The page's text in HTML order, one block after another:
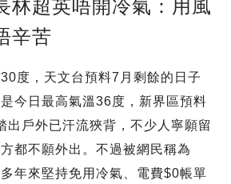
林超英唔開冷氣：用風
辛苦
度，天文台預料7月剩餘的日子
今日最高氣溫36度，新界區預料
出戶外已汗流狹背，不少人寧願留
都不願外出。不過被網民稱為
多年來堅持免用冷氣、電費$0帳單